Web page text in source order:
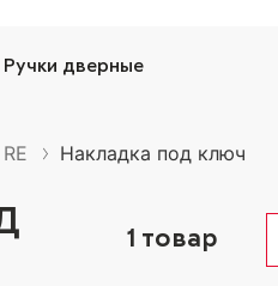
Ручки дверные
Накладка под ключ
1 товар